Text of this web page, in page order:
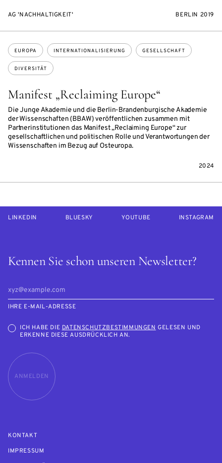
AG 'NACHHALTIGKEIT' BERLIN 2019
Manifest „Reclaiming Europe“
Die Junge Akademie und die Berlin-Brandenburgische Akademie
der Wissenschaften (BBAW) veröffentlichen zusammen mit
Partnerinstitutionen das Manifest „Reclaiming Europe“ zur
gesellschaftlichen und politischen Rolle und Verantwortungen der
Wissenschaften im Bezug auf Osteuropa.
Themen:
EUROPA INTERNATIONALISIERUNG GESELLSCHAFT
DIVERSITÄT
2024
Kennen Sie schon unseren Newsletter?
IHRE E-MAIL-ADRESSE
ICH HABE DIE DATENSCHUTZBESTIMMUNGEN GELESEN UND
ERKENNE DIESE AUSDRÜCKLICH AN.
ANMELDEN
LINKEDIN BLUESKY YOUTUBE INSTAGRAM
KONTAKT
IMPRESSUM